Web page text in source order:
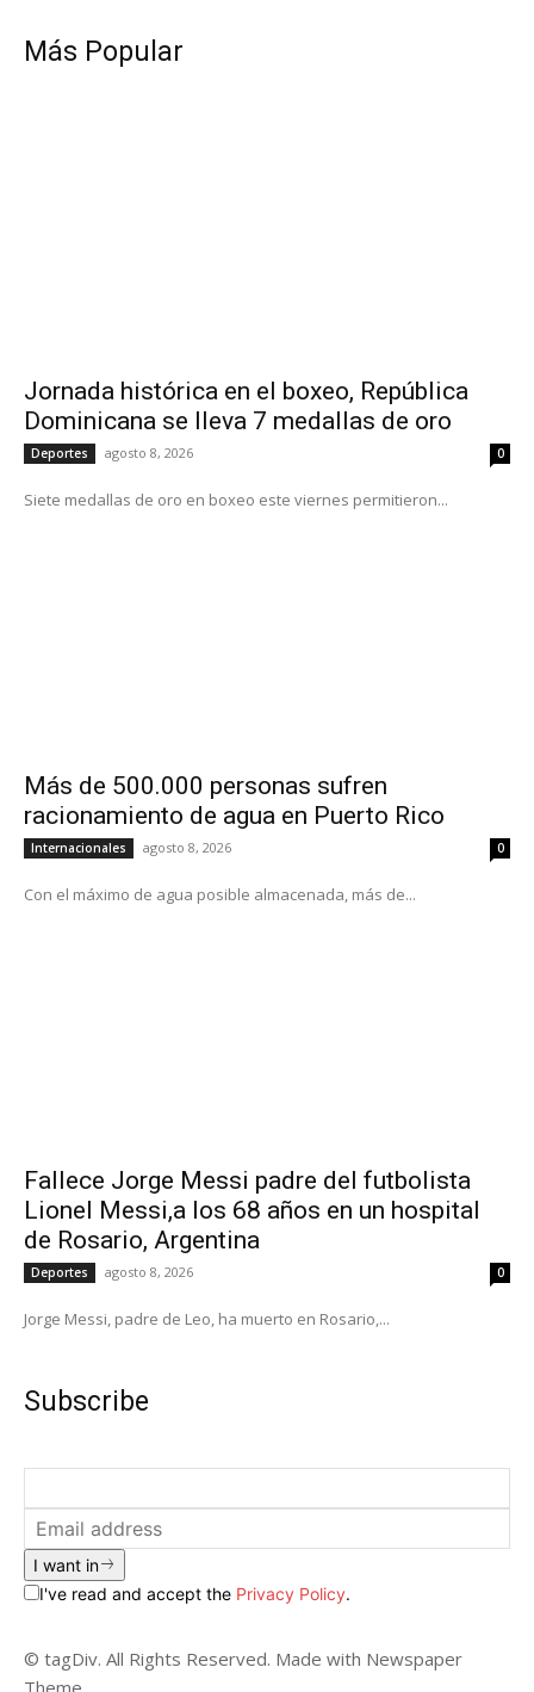
Más Popular
Jornada histórica en el boxeo, República
Dominicana se lleva 7 medallas de oro
Deportes agosto 8, 2026 0
Siete medallas de oro en boxeo este viernes permitieron...
Más de 500.000 personas sufren
racionamiento de agua en Puerto Rico
Internacionales agosto 8, 2026 0
Con el máximo de agua posible almacenada, más de...
Fallece Jorge Messi padre del futbolista
Lionel Messi,a los 68 años en un hospital
de Rosario, Argentina
Deportes agosto 8, 2026 0
Jorge Messi, padre de Leo, ha muerto en Rosario,...
Subscribe
I want in
I've read and accept the Privacy Policy.
© tagDiv. All Rights Reserved. Made with Newspaper
Theme.